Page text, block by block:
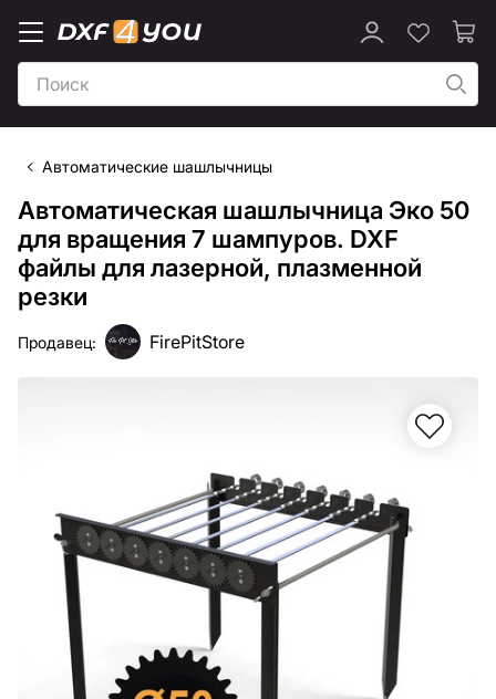
Автоматические шашлычницы
Автоматическая шашлычница Эко 50
для вращения 7 шампуров. DXF
файлы для лазерной, плазменной
резки
Продавец: FirePitStore